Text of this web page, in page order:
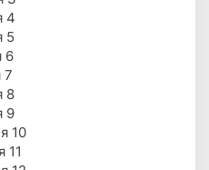
4
5
6
8
9
10